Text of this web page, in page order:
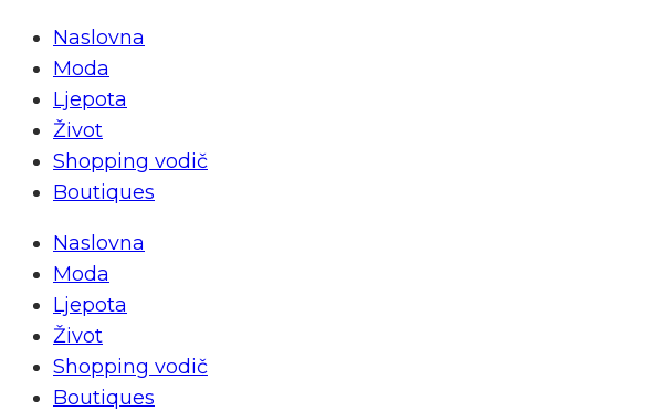
Naslovna
Moda
Ljepota
Život
Shopping vodič
Boutiques
Naslovna
Moda
Ljepota
Život
Shopping vodič
Boutiques